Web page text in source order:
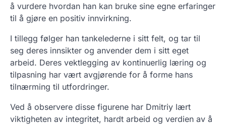
å vurdere hvordan han kan bruke sine egne erfaringer
til å gjøre en positiv innvirkning.
I tillegg følger han tankelederne i sitt felt, og tar til
seg deres innsikter og anvender dem i sitt eget
arbeid. Deres vektlegging av kontinuerlig læring og
tilpasning har vært avgjørende for å forme hans
tilnærming til utfordringer.
Ved å observere disse figurene har Dmitriy lært
viktigheten av integritet, hardt arbeid og verdien av å